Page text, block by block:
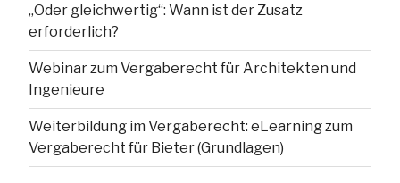
„Oder gleichwertig“: Wann ist der Zusatz
erforderlich?
Webinar zum Vergaberecht für Architekten und
Ingenieure
Weiterbildung im Vergaberecht: eLearning zum
Vergaberecht für Bieter (Grundlagen)